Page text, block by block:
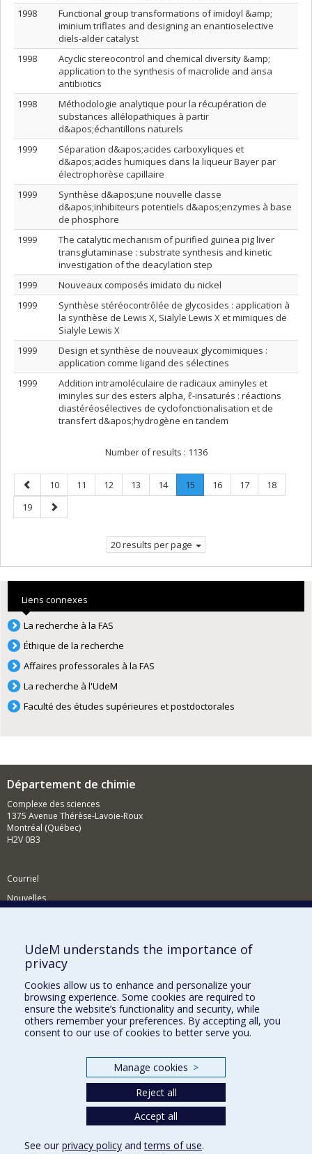
1998
Functional group transformations of imidoyl &amp;
iminium triflates and designing an enantioselective
diels-alder catalyst
1998
Acyclic stereocontrol and chemical diversity &amp;
application to the synthesis of macrolide and ansa
antibiotics
1998
Méthodologie analytique pour la récupération de
substances allélopathiques à partir
d&apos;échantillons naturels
1999
Séparation d&apos;acides carboxyliques et
d&apos;acides humiques dans la liqueur Bayer par
électrophorèse capillaire
1999
Synthèse d&apos;une nouvelle classe
d&apos;inhibiteurs potentiels d&apos;enzymes à base
de phosphore
1999
The catalytic mechanism of purified guinea pig liver
transglutaminase : substrate synthesis and kinetic
investigation of the deacylation step
1999
Nouveaux composés imidato du nickel
1999
Synthèse stéréocontrôlée de glycosides : application à
la synthèse de Lewis X, Sialyle Lewis X et mimiques de
Sialyle Lewis X
1999
Design et synthèse de nouveaux glycomimiques :
application comme ligand des sélectines
1999
Addition intramoléculaire de radicaux aminyles et
iminyles sur des esters alpha, ℓ-insaturés : réactions
diastéréosélectives de cyclofonctionalisation et de
transfert d&apos;hydrogène en tandem
Number of results : 1136
Previous
page
Page
10 Page
11 Page
12 Page
13 Page
14 Page
15
Current
Page
16 Page
17 Page
18
Page
19
Next
page
20 results per page
Liens connexes
La recherche à la FAS
Éthique de la recherche
Affaires professorales à la FAS
La recherche à l'UdeM
Faculté des études supérieures et postdoctorales
Département de chimie
Complexe des sciences
1375 Avenue Thérèse-Lavoie-Roux
Montréal (Québec)
H2V 0B3
Courriel
Nouvelles
Comment soutenir le Département?
BESOIN D'AIDE?
Plan du site
Signaler une erreur
Accessibilité
Nos départements et écoles
UdeM understands the importance of
privacy
Cookies allow us to enhance and personalize your
browsing experience. Some cookies are required to
ensure the website’s functionality and security, while
others remember your preferences. By accepting all, you
consent to our use of cookies to better serve you.
Manage cookies >
Reject all
Accept all
See our privacy policy andterms of use.